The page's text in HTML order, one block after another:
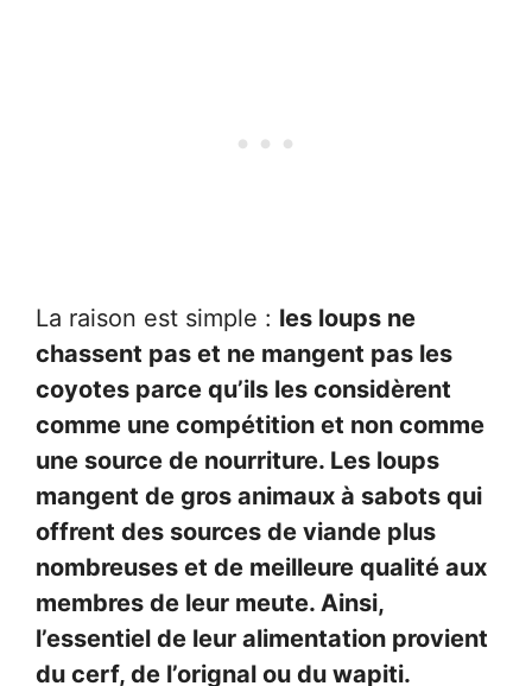
La raison est simple : les loups ne
chassent pas et ne mangent pas les
coyotes parce qu’ils les considèrent
comme une compétition et non comme
une source de nourriture. Les loups
mangent de gros animaux à sabots qui
offrent des sources de viande plus
nombreuses et de meilleure qualité aux
membres de leur meute. Ainsi,
l’essentiel de leur alimentation provient
du cerf, de l’orignal ou du wapiti.